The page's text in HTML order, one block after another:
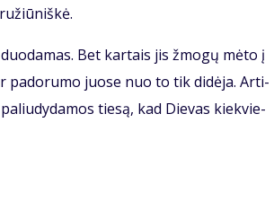
Bet kar­tais jis žmo­gų mė­to į
pa­do­ru­mo juo­se nuo to tik di­dė­ja. Ar­ti­
tie­są, kad Die­vas kiek­vie­